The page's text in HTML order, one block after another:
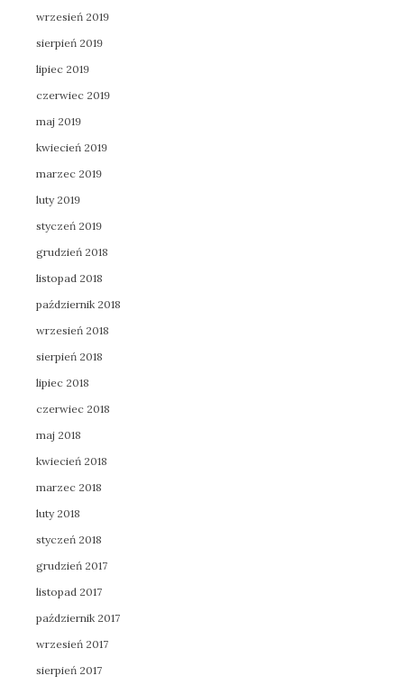
wrzesień 2019
sierpień 2019
lipiec 2019
czerwiec 2019
maj 2019
kwiecień 2019
marzec 2019
luty 2019
styczeń 2019
grudzień 2018
listopad 2018
październik 2018
wrzesień 2018
sierpień 2018
lipiec 2018
czerwiec 2018
maj 2018
kwiecień 2018
marzec 2018
luty 2018
styczeń 2018
grudzień 2017
listopad 2017
październik 2017
wrzesień 2017
sierpień 2017